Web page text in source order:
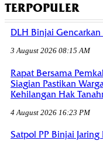
TERPOPULER
DLH Binjai
3 August 2026 08:15 AM
Rapat Bersama
Siagian Pastikan
Kehilangan Hak
4 August 2026 16:23 PM
Satpol PP Binjai